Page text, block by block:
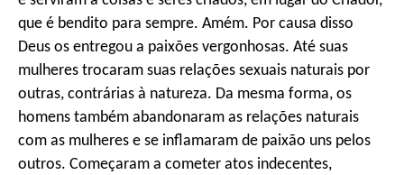
que é bendito para sempre. Amém. Por causa disso
Deus os entregou a paixões vergonhosas. Até suas
mulheres trocaram suas relações sexuais naturais por
outras, contrárias à natureza. Da mesma forma, os
homens também abandonaram as relações naturais
com as mulheres e se inflamaram de paixão uns pelos
outros. Começaram a cometer atos indecentes,